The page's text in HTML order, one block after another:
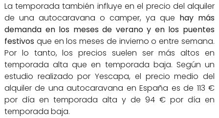
La temporada también influye en el precio del alquiler
de una autocaravana o camper, ya que hay más
demanda en los meses de verano y en los puentes
festivosque en los meses de invierno o entre semana.
Por lo tanto, los precios suelen ser más altos en
temporada alta que en temporada baja. Según un
estudio realizado por Yescapa, el precio medio del
alquiler de una autocaravana en España es de 113 €
por día en temporada alta y de 94 € por día en
temporada baja.